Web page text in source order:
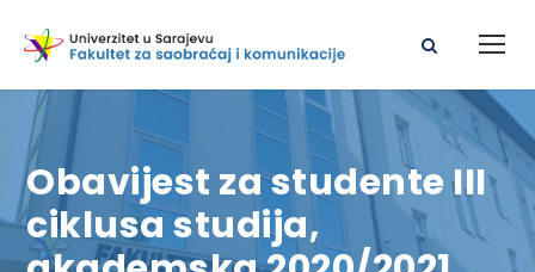
Obavijest za studente III
ciklusa studija,